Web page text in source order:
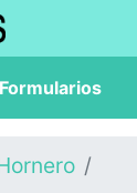
Formularios